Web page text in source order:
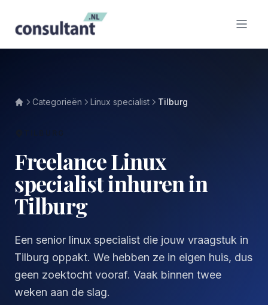
Categorieën Linux specialist Tilburg
Freelance Linux
specialist inhuren in
Tilburg
Een senior linux specialist die jouw vraagstuk in
Tilburg oppakt. We hebben ze in eigen huis, dus
geen zoektocht vooraf. Vaak binnen twee
weken aan de slag.